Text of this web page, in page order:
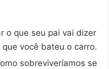
o que seu pai vai dizer
você bateu o carro.
sobreviveríamos se